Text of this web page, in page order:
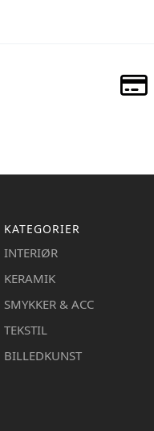
KATEGORIER
INTERIØR
KERAMIK
SMYKKER & ACC
TEKSTIL
BILLEDKUNST